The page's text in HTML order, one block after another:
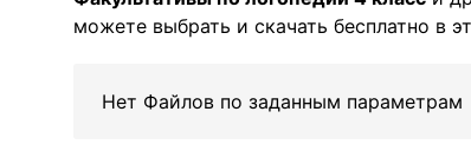
можете выбрать и скачать бесплатно в
Нет Файлов по заданным параметрам